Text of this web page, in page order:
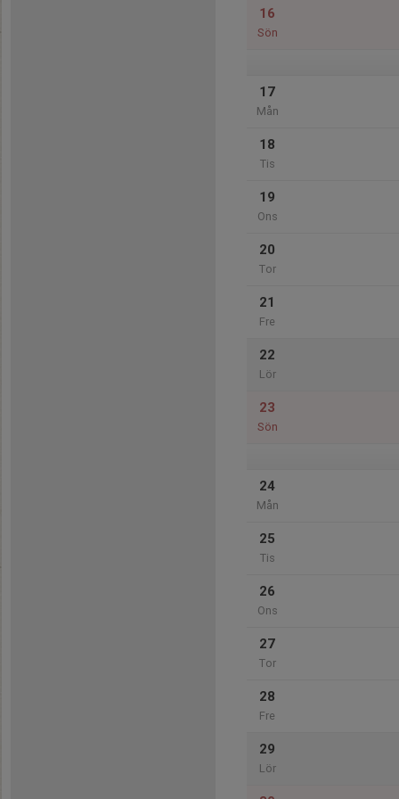
16
Sön
17
Mån
18
Tis
19
Ons
20
Tor
21
Fre
22
Lör
23
Sön
24
Mån
25
Tis
26
Ons
27
Tor
28
Fre
29
Lör